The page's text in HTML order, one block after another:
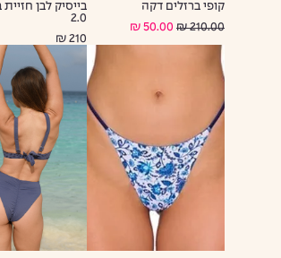
קופי ברזלים דקה
210.00 ₪
50.00 ₪
בייסיק לבן חזיית
2.0
210 ₪